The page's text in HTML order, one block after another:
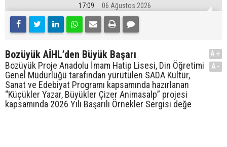
17:09 06 Ağustos 2026
Bozüyük AİHL’den Büyük Başarı
Bozüyük Proje Anadolu İmam Hatip Lisesi, Din Öğretimi
Genel Müdürlüğü tarafından yürütülen SADA Kültür,
Sanat ve Edebiyat Programı kapsamında hazırlanan
“Küçükler Yazar, Büyükler Çizer Animasalp” projesi
kapsamında 2026 Yılı Başarılı Örnekler Sergisi değe
A+
A-